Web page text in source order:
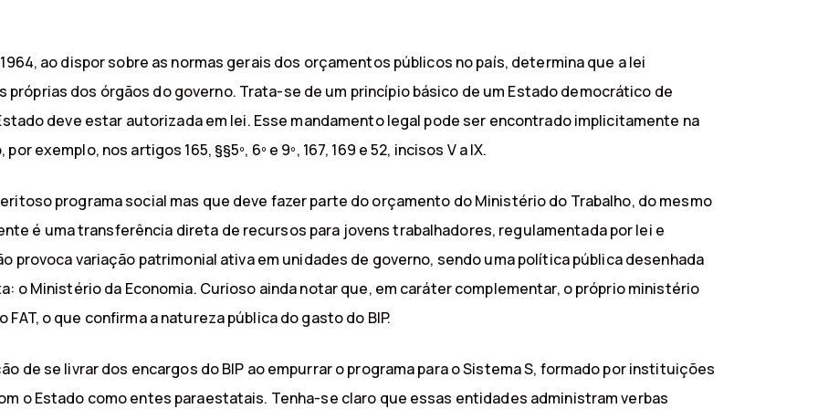
ao dispor sobre as normas gerais dos orçamentos públicos no país, determina que a lei
dos órgãos do governo. Trata-se de um princípio básico de um Estado democrático de
deve estar autorizada em lei. Esse mandamento legal pode ser encontrado implicitamente na
exemplo, nos artigos 165, §§5º, 6º e 9º, 167, 169 e 52, incisos V a IX.
programa social mas que deve fazer parte do orçamento do Ministério do Trabalho, do mesmo
é uma transferência direta de recursos para jovens trabalhadores, regulamentada por lei e
provoca variação patrimonial ativa em unidades de governo, sendo uma política pública desenhada
o Ministério da Economia. Curioso ainda notar que, em caráter complementar, o próprio ministério
o que confirma a natureza pública do gasto do BIP.
de se livrar dos encargos do BIP ao empurrar o programa para o Sistema S, formado por instituições
o Estado como entes paraestatais. Tenha-se claro que essas entidades administram verbas